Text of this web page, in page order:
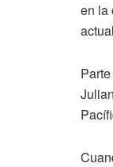
en la